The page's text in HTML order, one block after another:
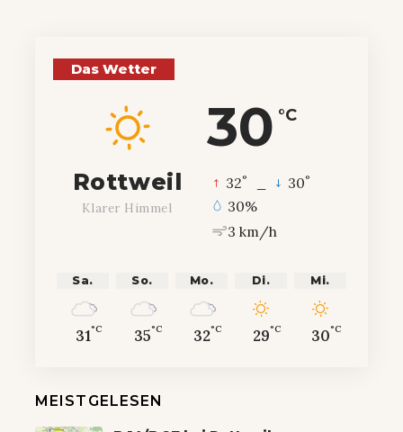
Das Wetter
30 °C
Rottweil
Klarer Himmel
32° 30°
30%
3 km/h
Sa.
31°C
So.
35°C
Mo.
32°C
Di.
29°C
Mi.
30°C
MEISTGELESEN